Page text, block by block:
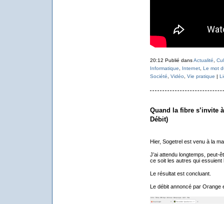
20:12 Publié dansActualité
Informatique
Internet, Le mot
Société
Vidéo Vie pratique |
Quand la fibre s’invite
Débit)
Hier, Sogetrel est venu à la
J’ai attendu longtemps, peut-
ce soit les autres qui essuient
Le résultat est concluant.
Le débit annoncé par Orange